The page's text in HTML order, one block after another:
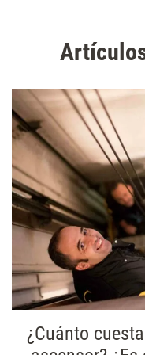
¿Cuánto